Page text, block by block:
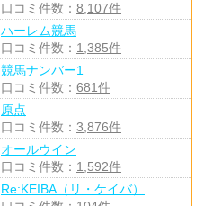
口コミ件数： 8,107件
ハーレム競馬
口コミ件数： 1,385件
競馬ナンバー1
口コミ件数： 681件
原点
口コミ件数： 3,876件
オールウイン
口コミ件数： 1,592件
Re:KEIBA（リ・ケイバ）